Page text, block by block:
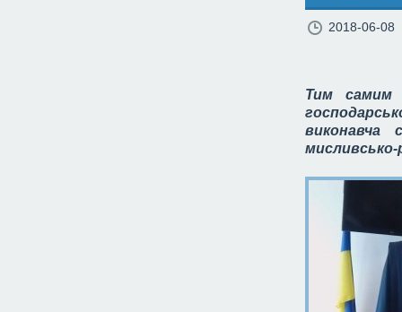
2018-06-08
Тим самим
виконавча